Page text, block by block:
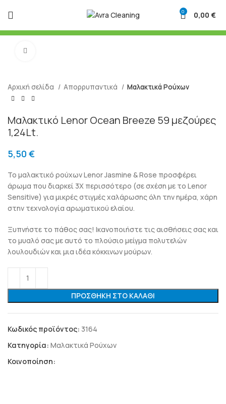
0 0,00 €
Αρχική σελίδα Απορρυπαντικά Μαλακτικά Ρούχων
Μαλακτικό Lenor Ocean Breeze 59 μεζούρες
1,24Lt.
5,50 €
Το μαλακτικό ρούχων Lenor Jasmine & Rose προσφέρει
άρωμα που διαρκεί 3X περισσότερο (σε σχέση με το Lenor
Sensitive) για μικρές στιγμές χαλάρωσης όλη την ημέρα, χάρη
στην τεχνολογία αρωματικού ελαίου.
Ξυπνήστε το πάθος σας! Ικανοποιήστε τις αισθήσεις σας και
το μυαλό σας με αυτό το πλούσιο μείγμα πολυτελών
λουλουδιών και μια ιδέα κόκκινων μούρων.
ΠΡΟΣΘΉΚΗ ΣΤΟ ΚΑΛΆΘΙ
Κωδικός προϊόντος: 3164
Κατηγορία: Μαλακτικά Ρούχων
Κοινοποίηση: